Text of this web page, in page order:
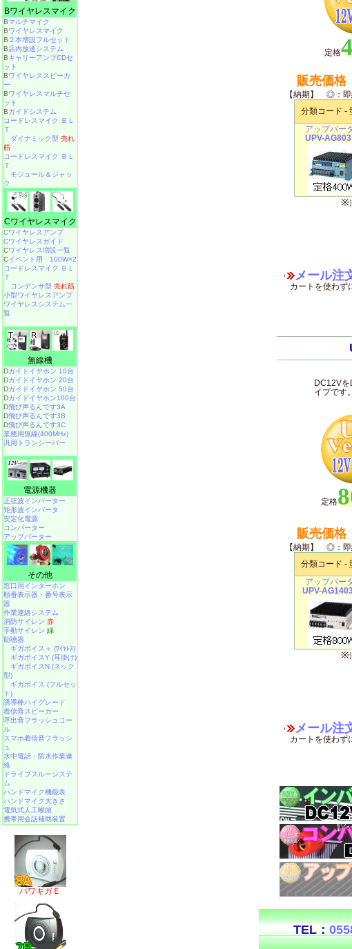
定格
販売価格
【納期】 ◎：
分類コード -
アップバー
UPV-
※
メール注
カートを使わず
DC12V
イプです。
定格
販売価格
【納期】 ◎：
分類コード -
アップバー
UPV-
※
メール注
カートを使わず
Bワイヤレスマイク
Bマルチマイク
Bワイヤレスマイク
B ２本増設フルセット
B店内放送システム
BキャリーアンプCDセ
ット
Bワイヤレススピーカ
ー
Bワイヤレスマルチセ
ット
Bガイドシステム
コードレスマイク ＢＬ
Ｔ
ダイナミック型 売れ
筋
コードレスマイク ＢＬ
Ｔ
モジュール＆ジャッ
ク
Cワイヤレスマイク
Cワイヤレスアンプ
Cワイヤレスガイド
Cワイヤレス増設一覧
Cイベント用 100W×2
コードレスマイク ＢＬ
Ｔ
コンデンサ型 売れ筋
小型ワイヤレスアンプ
ワイヤレスシステム一
覧
無線機
Dガイドイヤホン 10台
Dガイドイヤホン 20台
Dガイドイヤホン 50台
Dガイドイヤホン100台
D飛び声るんです3A
D飛び声るんです3B
D飛び声るんです3C
業務用無線(400MHz)
汎用トランシーバー
電源機器
正弦波インバーター
矩形波インバータ
安定化電源
コンバーター
アップバーター
その他
窓口用インターホン
順番表示器・番号表示
器
作業連絡システム
消防サイレン 赤
手動サイレン 緑
助聴器
ギガボイス＋ (ﾜｲﾔﾚｽ)
ギガボイスY (耳掛け)
ギガボイスN (ネック
型)
ギガボイス (フルセッ
ト)
誘導棒ハイグレード
着信音スピーカー
呼出音フラッシュコー
ル
スマホ着信音フラッシ
ュ
水中電話 ・ 防水作業連
絡
ドライブスルーシステ
ム
ハンドマイク機能表
ハンドマイク大きさ
電気式人工喉頭
携帯用会話補助装置
パワギガＥ